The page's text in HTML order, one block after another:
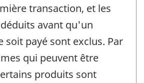
transaction, et les
avant qu'un
soit payé sont exclus. Par
qui peuvent être
produits sont